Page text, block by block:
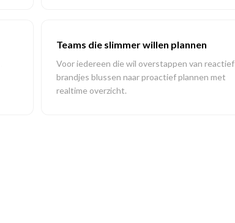
Teams die slimmer willen plannen
Voor iedereen die wil overstappen van reactief
brandjes blussen naar proactief plannen met
realtime overzicht.